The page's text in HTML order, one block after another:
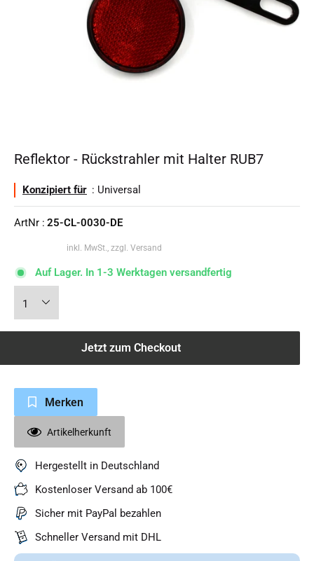
Reflektor - Rückstrahler mit Halter RUB7
Konzipiert für : Universal
ArtNr : 25-CL-0030-DE
inkl. MwSt., zzgl. Versand
Auf Lager. In 1-3 Werktagen versandfertig
Jetzt zum Checkout
Merken
Artikelherkunft
Hergestellt in Deutschland
Kostenloser Versand ab 100€
Sicher mit PayPal bezahlen
Schneller Versand mit DHL